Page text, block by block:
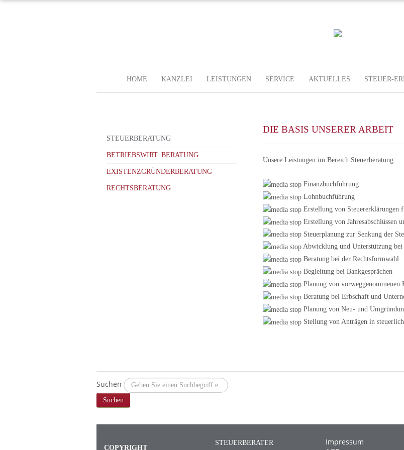
HOME KANZLEI LEISTUNGEN SERVICE AKTUELLES STEUER-
STEUERBERATUNG
BETRIEBSWIRT. BERATUNG
EXISTENZGRÜNDERBERATUNG
RECHTSBERATUNG
DIE BASIS UNSERER ARBEIT
Unsere Leistungen im Bereich Steuerberatung:
Finanzbuchführung
Lohnbuchführung
Erstellung von Steuererklärungen
Erstellung von Jahresabschlüssen
Steuerplanung zur Senkung der
Abwicklung und Unterstützung bei
Beratung bei der Rechtsformwahl
Begleitung bei Bankgesprächen
Planung von vorweggenommenen
Beratung bei Erbschaft und
Planung von Neu- und
Stellung von Anträgen in
Suchen
Suchen
COPYRIGHT
STEUERBERATER
Impressum